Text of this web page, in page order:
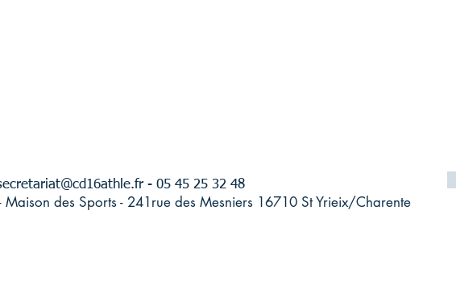
- 05 45 25 32 48
Maison des Sports - 241rue des Mesniers 16710 St Yrieix/Charente